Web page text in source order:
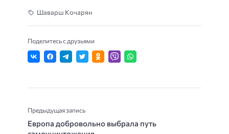
Шаварш Кочарян
Поделитесь с друзьями
Предыдущая запись
Европа добровольно выбрала путь